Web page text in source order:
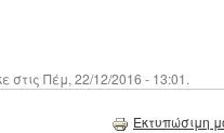
στις Πέμ, 22/12/2016 - 13:01.
Εκτυπώσιμη